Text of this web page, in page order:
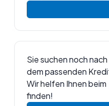
Sie suchen noch nach
dem passenden
Wir helfen Ihnen beim
finden!